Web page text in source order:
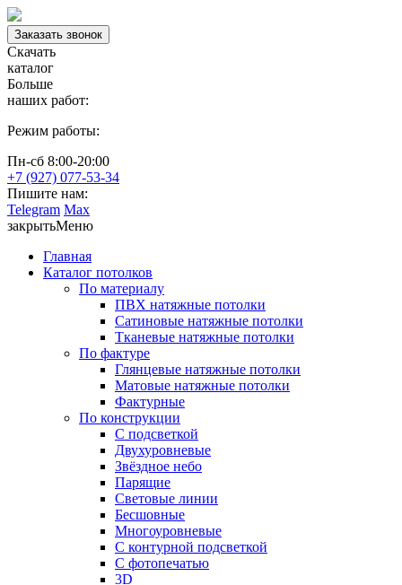
Заказать звонок
Скачать
каталог
Больше
наших работ:
Режим работы:
Пн-сб 8:00-20:00
+7 (927) 077-53-34
Пишите нам:
Telegram Max
закрытьМеню
Главная
Каталог потолков
По материалу
ПВХ натяжные потолки
Сатиновые натяжные потолки
Тканевые натяжные потолки
По фактуре
Глянцевые натяжные потолки
Матовые натяжные потолки
Фактурные
По конструкции
С подсветкой
Двухуровневые
Звёздное небо
Парящие
Световые линии
Бесшовные
Многоуровневые
С контурной подсветкой
С фотопечатью
3D